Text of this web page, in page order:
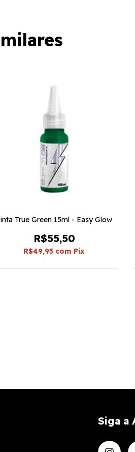
True Green 15ml - Easy Glow
R$55,50
R$49,95 com Pix
Siga a